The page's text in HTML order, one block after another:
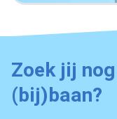
Zoek jij
(bij)baan?